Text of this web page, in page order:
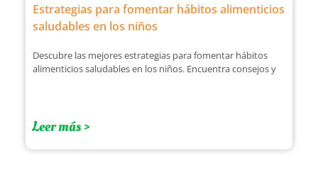
Estrategias para fomentar hábitos alimenticios
saludables en los niños
Descubre las mejores estrategias para fomentar hábitos
alimenticios saludables en los niños. Encuentra consejos y
Leer más >